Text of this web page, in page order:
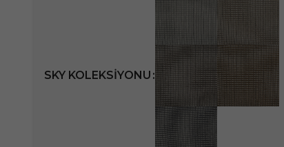
SKY KOLEKSIYONU